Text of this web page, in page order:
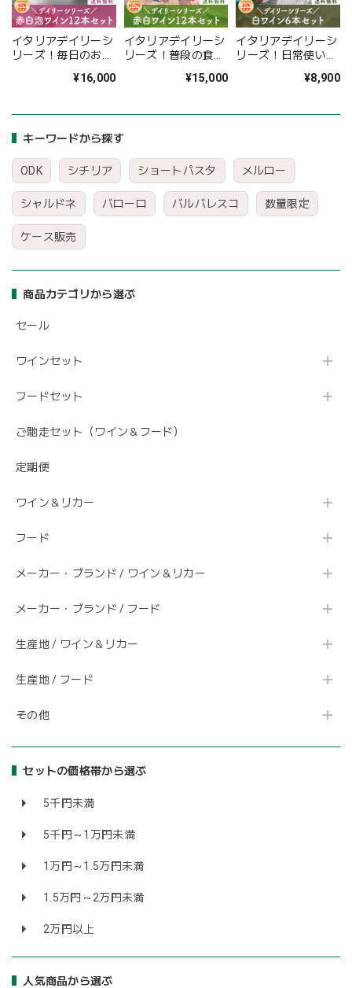
キーワードから探す
ODK シチリア ショートパスタ メルロー
シャルドネ バローロ バルバレスコ 数量限定
ケース販売
商品カテゴリから選ぶ
セール
ワインセット
フードセット
ご馳走セット（ワイン＆フード）
定期便
ワイン＆リカー
フード
メーカー・ブランド / ワイン＆リカー
メーカー・ブランド / フード
生産地 / ワイン＆リカー
生産地 / フード
その他
セットの価格帯から選ぶ
5千円未満
5千円～1万円未満
1万円～1.5万円未満
1.5万円～2万円未満
2万円以上
人気商品から選ぶ
イタリアデイリーシ
リーズ！毎日のお料
白泡ミックスワイン
〈40%OFF＆送料無
¥16,000
イタリアデイリーシ
リーズ！普段の食事
ックスワイン12本セ
送料無料〉
¥15,000
イタリアデイリーシ
リーズ！日常使いに
セット〈35%OFF＆
(B706146)
¥8,900